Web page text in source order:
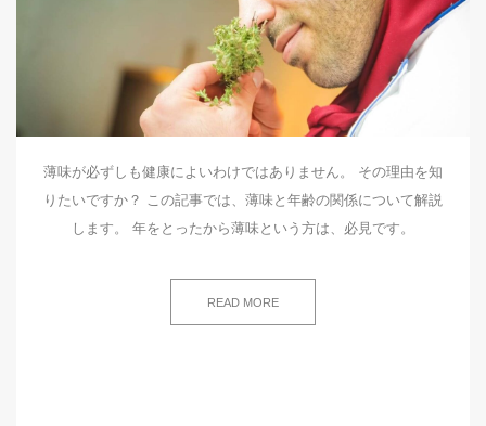
薄味が必ずしも健康によいわけではありません。 その理由を知
りたいですか？ この記事では、薄味と年齢の関係について解説
します。 年をとったから薄味という方は、必見です。
READ MORE